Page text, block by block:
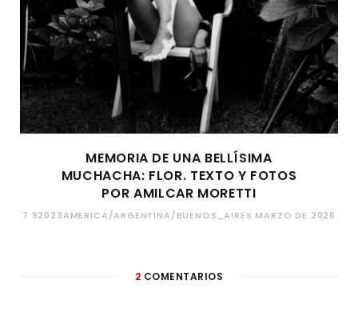
MEMORIA DE UNA BELLÍSIMA
MUCHACHA: FLOR. TEXTO Y FOTOS
POR AMILCAR MORETTI
7 92023AMERICA/ARGENTINA/BUENOS_AIRES MARZO DE 2026
2 COMENTARIOS